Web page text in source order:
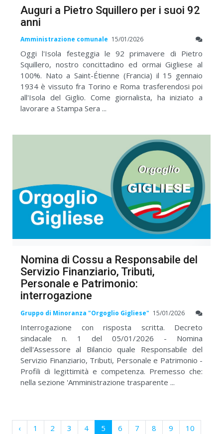
Auguri a Pietro Squillero per i suoi 92
anni
Amministrazione comunale 15/01/2026
Oggi l'Isola festeggia le 92 primavere di Pietro
Squillero, nostro concittadino ed ormai Gigliese al
100%. Nato a Saint-Étienne (Francia) il 15 gennaio
1934 è vissuto fra Torino e Roma trasferendosi poi
all'Isola del Giglio. Come giornalista, ha iniziato a
lavorare a Stampa Sera ...
Nomina di Cossu a Responsabile del
Servizio Finanziario, Tributi,
Personale e Patrimonio:
interrogazione
Gruppo di Minoranza "Orgoglio Gigliese" 15/01/2026
Interrogazione con risposta scritta. Decreto
sindacale n. 1 del 05/01/2026 - Nomina
dell'Assessore al Bilancio quale Responsabile del
Servizio Finanziario, Tributi, Personale e Patrimonio -
Profili di legittimità e competenza. Premesso che:
nella sezione 'Amministrazione trasparente ...
‹ 1 2 3 4 5 6 7 8 9
10